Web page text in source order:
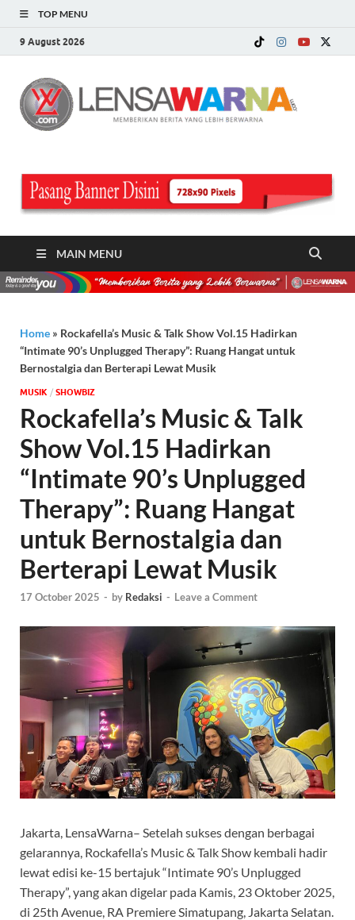
TOP MENU
9 August 2026
MAIN MENU
Home » Rockafella’s Music & Talk Show Vol.15 Hadirkan
“Intimate 90’s Unplugged Therapy”: Ruang Hangat untuk
Bernostalgia dan Berterapi Lewat Musik
MUSIK / ‎SHOWBIZ
Rockafella’s Music & Talk
Show Vol.15 Hadirkan
“Intimate 90’s Unplugged
Therapy”: Ruang Hangat
untuk Bernostalgia dan
Berterapi Lewat Musik
17 October 2025 - by Redaksi - Leave a Comment
Jakarta, LensaWarna– Setelah sukses dengan berbagai
gelarannya, Rockafella’s Music & Talk Show kembali hadir
lewat edisi ke-15 bertajuk “Intimate 90’s Unplugged
Therapy”, yang akan digelar pada Kamis, 23 Oktober 2025,
di 25th Avenue, RA Premiere Simatupang, Jakarta Selatan.